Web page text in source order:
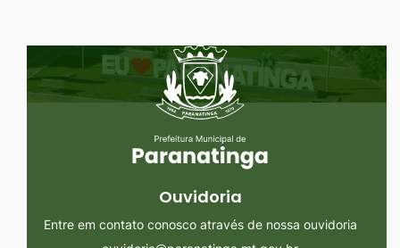
[alt+4]
Seção do Rodapé e Ouvidoria/
Ouvidoria
Entre em contato conosco através de nossa ouvidoria